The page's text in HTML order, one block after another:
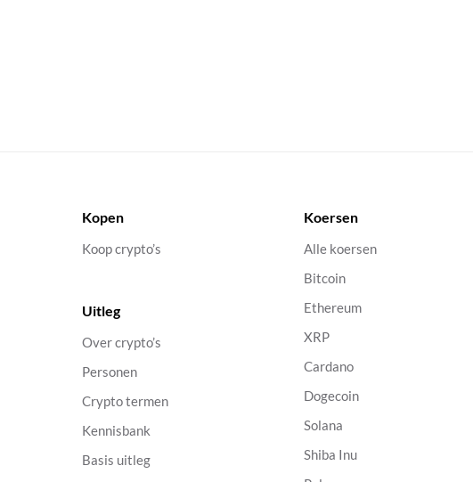
Kopen
Koop crypto’s
Uitleg
Over crypto’s
Personen
Crypto termen
Kennisbank
Basis uitleg
Koersen
Alle koersen
Bitcoin
Ethereum
XRP
Cardano
Dogecoin
Solana
Shiba Inu